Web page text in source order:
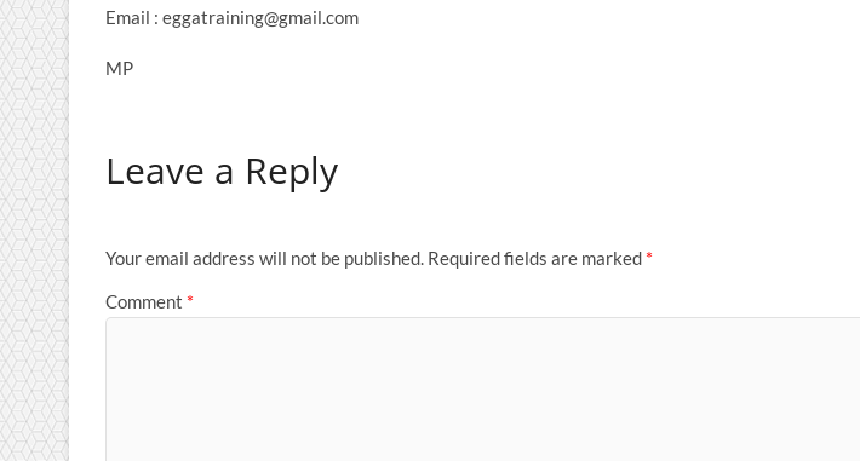
Email : eggatraining@gmail.com
MP
Leave a Reply
Your email address will not be published. Required fields are marked *
Comment *